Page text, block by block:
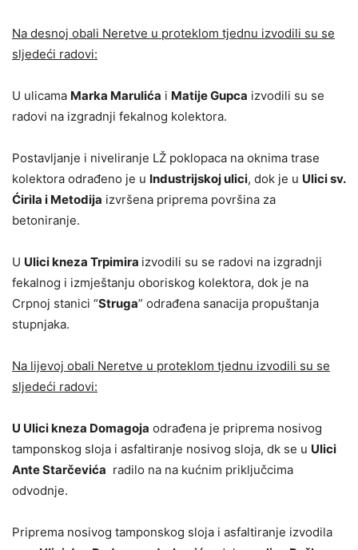
Na desnoj obali Neretve u proteklom tjednu izvodili su se
sljedeći radovi:
U ulicama Marka Marulića i Matije Gupca izvodili su se
radovi na izgradnji fekalnog kolektora.
Postavljanje i niveliranje LŽ poklopaca na oknima trase
kolektora odrađeno je u Industrijskoj ulici, dok je u Ulici sv.
Ćirila i Metodija izvršena priprema površina za
betoniranje.
U Ulici kneza Trpimira izvodili su se radovi na izgradnji
fekalnog i izmještanju oboriskog kolektora, dok je na
Crpnoj stanici “Struga” odrađena sanacija propuštanja
stupnjaka.
Na lijevoj obali Neretve u proteklom tjednu izvodili su se
sljedeći radovi:
U Ulici kneza Domagoja odrađena je priprema nosivog
tamponskog sloja i asfaltiranje nosivog sloja, dk se u Ulici
Ante Starčevića radilo na na kućnim priključcima
odvodnje.
Priprema nosivog tamponskog sloja i asfaltiranje izvodila